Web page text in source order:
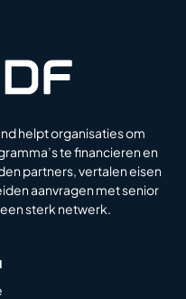
helpt organisaties om
te financieren en
partners, vertalen eisen
aanvragen met senior
sterk netwerk.